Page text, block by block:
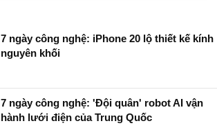
7 ngày công nghệ: iPhone 20 lộ thiết kế kính
nguyên khối
7 ngày công nghệ: 'Đội quân' robot AI vận
hành lưới điện của Trung Quốc